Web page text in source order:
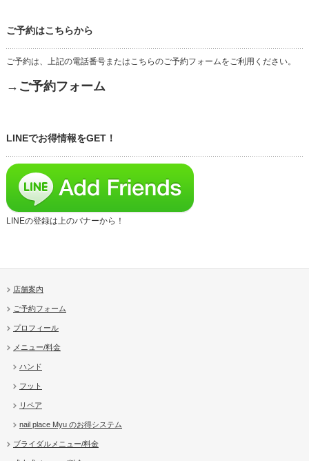
ご予約はこちらから
ご予約は、上記の電話番号またはこちらのご予約フォームをご利用ください。
→ご予約フォーム
LINEでお得情報をGET！
LINEの登録は上のバナーから！
店舗案内
ご予約フォーム
プロフィール
メニュー/料金
ハンド
フット
リペア
nail place Myu のお得システム
ブライダルメニュー/料金